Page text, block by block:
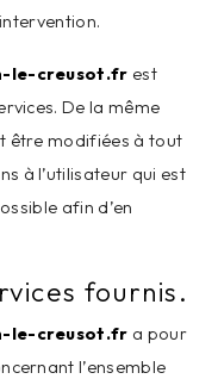
le-creusot.fr est
De la même
être modifiées à tout
à l’utilisateur qui est
afin d’en
fournis.
le-creusot.fr a pour
l’ensemble